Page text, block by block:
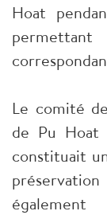
Hoat
Le comité
de Pu Hoat
constituait